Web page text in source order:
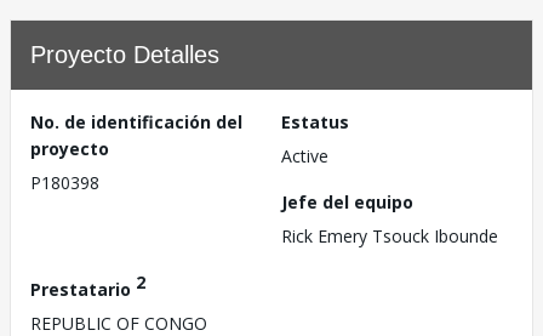
Proyecto Detalles
No. de identificación del
proyecto
P180398
Estatus
Active
Jefe del equipo
Rick Emery Tsouck Ibounde
Prestatario 2
REPUBLIC OF CONGO